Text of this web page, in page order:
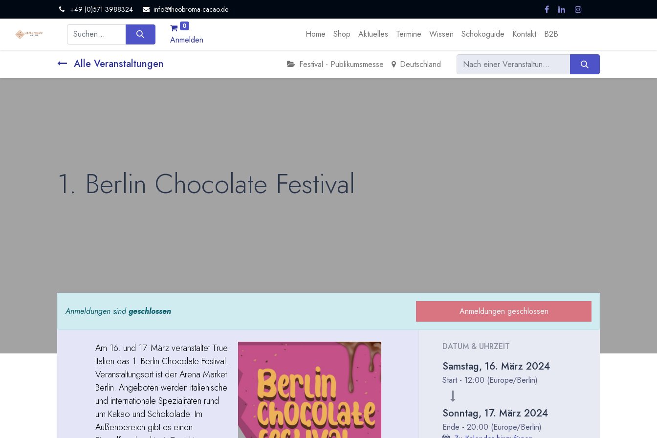
+49 (0)571 3988324 info@theobroma-cacao.de
0
Anmelden
Home Shop Aktuelles Termine Wissen Schokoguide Kontakt B2B
Alle Veranstaltungen Festival - Publikumsmesse Deutschland
1. Berlin Chocolate Festival
Anmeldungen sindgeschlossen Anmeldungen geschlossen
Am 16. und 17. März veranstaltet True
Italien das 1. Berlin Chocolate Festival.
Veranstaltungsort ist der Arena Market
Berlin. Angeboten werden italienische
und internationale Spezialitäten rund
um Kakao und Schokolade. Im
Außenbereich gibt es einen
DATUM & UHRZEIT
Samstag, 16. März 2024
Start - 12:00 (Europe/Berlin)
Sonntag, 17. März 2024
Ende - 20:00 (Europe/Berlin)